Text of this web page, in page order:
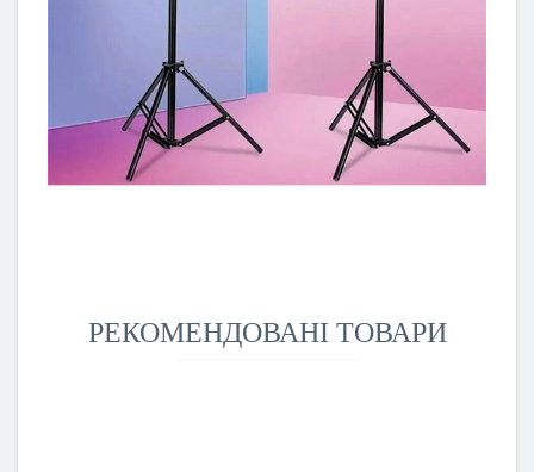
РЕКОМЕНДОВАНІ ТОВАРИ